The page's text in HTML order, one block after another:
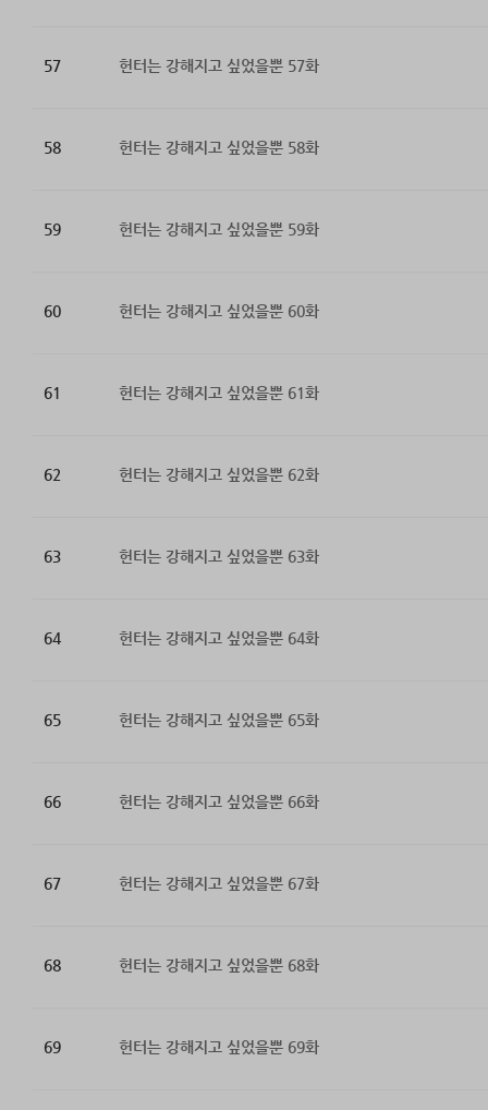
57 헌터는 강해지고 싶었을뿐 57화
58 헌터는 강해지고 싶었을뿐 58화
59 헌터는 강해지고 싶었을뿐 59화
60 헌터는 강해지고 싶었을뿐 60화
61 헌터는 강해지고 싶었을뿐 61화
62 헌터는 강해지고 싶었을뿐 62화
63 헌터는 강해지고 싶었을뿐 63화
64 헌터는 강해지고 싶었을뿐 64화
65 헌터는 강해지고 싶었을뿐 65화
66 헌터는 강해지고 싶었을뿐 66화
67 헌터는 강해지고 싶었을뿐 67화
68 헌터는 강해지고 싶었을뿐 68화
69 헌터는 강해지고 싶었을뿐 69화